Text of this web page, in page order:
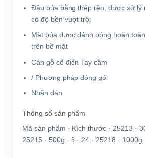
Đầu búa bằng thép rèn, được xử lý
có độ bền vượt trội
Mặt búa được đánh bóng hoàn
trên bề mặt
Cán gỗ cổ điển Tay cầm
/ Phương pháp đóng gói
Nhãn dán
Thông số sản phẩm
Mã sản phẩm · Kích thước · 25213 ·
25215 · 500g · 6 · 24 · 25218 · 1000g